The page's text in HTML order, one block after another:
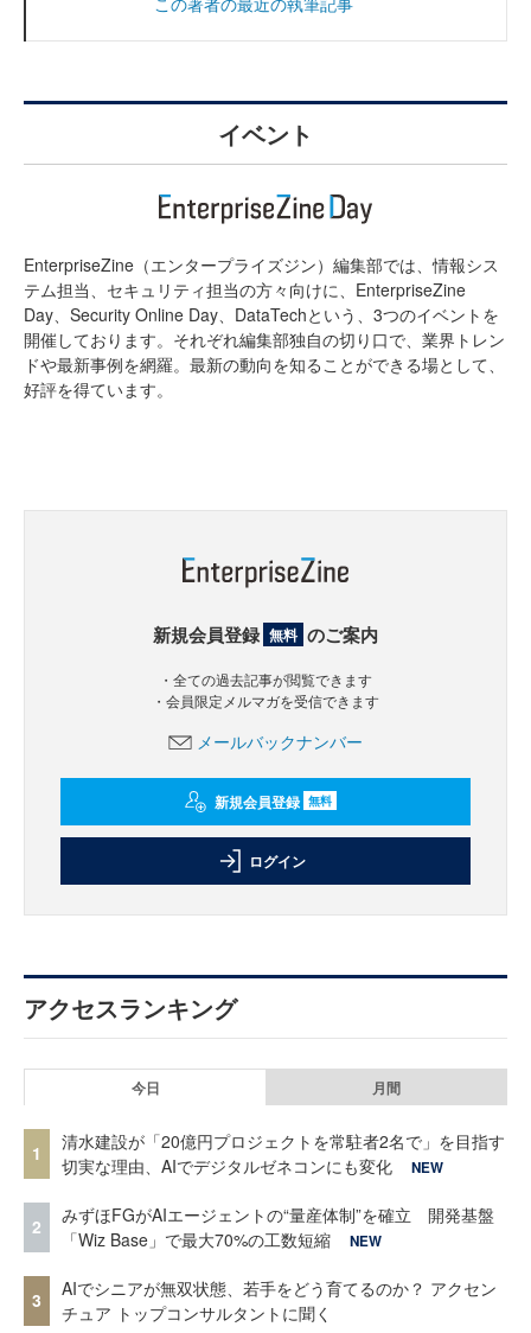
イベント
EnterpriseZine（エンタープライズジン）編集部では、情報シス
テム担当、セキュリティ担当の方々向けに、EnterpriseZine
Day、Security Online Day、DataTechという、3つのイベントを
開催しております。それぞれ編集部独自の切り口で、業界トレン
ドや最新事例を網羅。最新の動向を知ることができる場として、
好評を得ています。
新規会員登録 無料 のご案内
・全ての過去記事が閲覧できます
・会員限定メルマガを受信できます
メールバックナンバー
新規会員登録 無料
ログイン
アクセスランキング
今日 月間
1
清水建設が「20億円プロジェクトを常駐者2名で」を目指す
切実な理由、AIでデジタルゼネコンにも変化
NEW
2
みずほFGがAIエージェントの“量産体制”を確立 開発基盤
「Wiz Base」で最大70%の工数短縮
NEW
3
AIでシニアが無双状態、若手をどう育てるのか？ アクセン
チュア トップコンサルタントに聞く